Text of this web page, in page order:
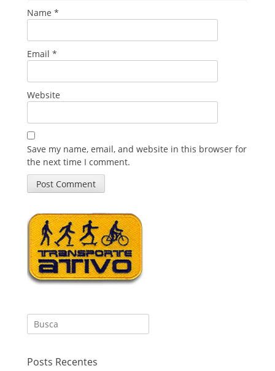
Name *
Email *
Website
Save my name, email, and website in this browser for
the next time I comment.
Search
for:
Posts Recentes